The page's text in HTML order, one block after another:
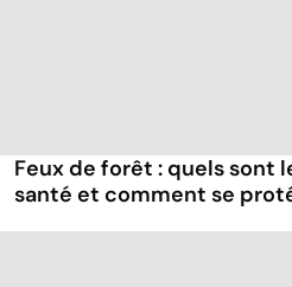
Feux de forêt : quels sont
santé et comment se